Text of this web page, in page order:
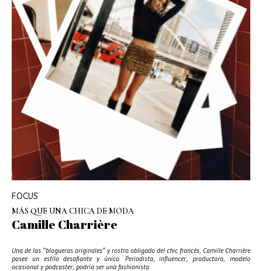
FOCUS
MÁS QUE UNA CHICA DE MODA
Camille Charrière
Una de las “blogueras originales” y rostro obligado del chic francés, Camille Charrière
posee un estilo desafiante y único. Periodista, influencer, productora, modelo
ocasional y podcaster, podría ser una fashionista